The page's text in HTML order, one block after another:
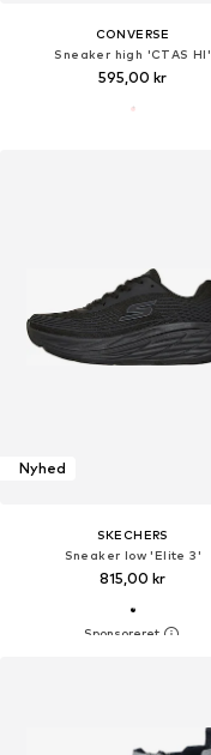
CONVERSE
Sneaker high 'CTAS HI'
595,00 kr
Nyhed
SKECHERS
Sneaker low 'Elite 3'
815,00 kr